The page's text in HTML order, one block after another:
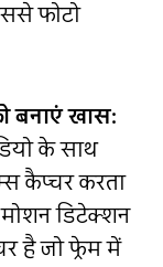
फोटो
बनाएं खास:
के साथ
कैप्‍चर करता
डिटेक्‍शन
है जो फ्रेम में